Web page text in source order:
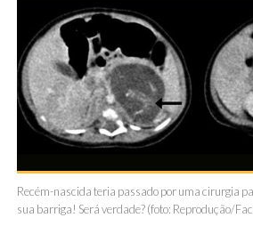
Recém-nascida teria passado por uma cirurgia
sua barriga! Será verdade? (foto: Reprodução/